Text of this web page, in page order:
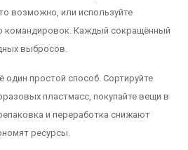
возможно, или используйте
командировок. Каждый сокращённый
выбросов.
простой способ. Сортируйте
пластмасс, покупайте вещи в
и переработка снижают
ресурсы.